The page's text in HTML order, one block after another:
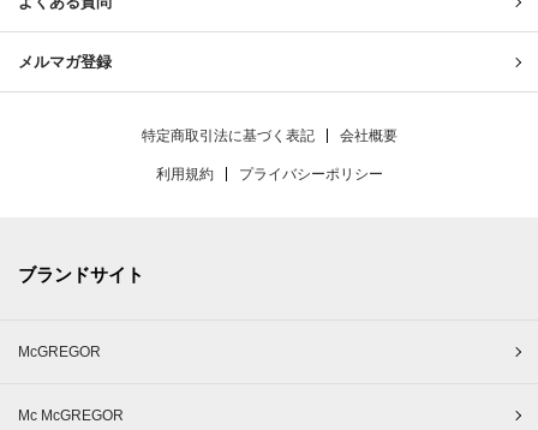
メルマガ登録
特定商取引法に基づく表記 会社概要
利用規約 プライバシーポリシー
ブランドサイト
McGREGOR
Mc McGREGOR